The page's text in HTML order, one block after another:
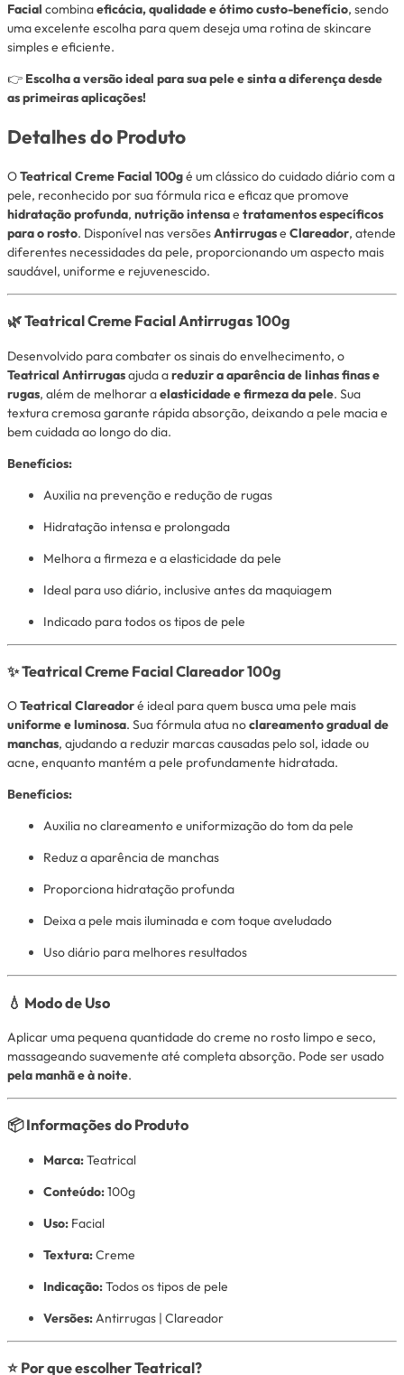
Facial combinaeficácia, qualidade e ótimo custo-benefício, sendo
uma excelente escolha para quem deseja uma rotina de skincare
simples e eficiente.
👉 Escolha a versão ideal para sua pele e sinta a diferença desde
as primeiras aplicações!
Detalhes do Produto
OTeatrical Creme Facial 100gé um clássico do cuidado diário com a
pele, reconhecido por sua fórmula rica e eficaz que promove
hidratação profunda, nutrição intensae tratamentos específicos
para o rosto. Disponível nas versõesAntirrugase Clareador, atende
diferentes necessidades da pele, proporcionando um aspecto mais
saudável, uniforme e rejuvenescido.
🌿 Teatrical Creme Facial Antirrugas 100g
Desenvolvido para combater os sinais do envelhecimento, o
Teatrical Antirrugasajuda areduzir a aparência de linhas finas e
rugas, além de melhorar aelasticidade e firmeza da pele. Sua
textura cremosa garante rápida absorção, deixando a pele macia e
bem cuidada ao longo do dia.
Benefícios:
Auxilia na prevenção e redução de rugas
Hidratação intensa e prolongada
Melhora a firmeza e a elasticidade da pele
Ideal para uso diário, inclusive antes da maquiagem
Indicado para todos os tipos de pele
✨ Teatrical Creme Facial Clareador 100g
OTeatrical Clareadoré ideal para quem busca uma pele mais
uniforme e luminosa. Sua fórmula atua noclareamento gradual de
manchas, ajudando a reduzir marcas causadas pelo sol, idade ou
acne, enquanto mantém a pele profundamente hidratada.
Benefícios:
Auxilia no clareamento e uniformização do tom da pele
Reduz a aparência de manchas
Proporciona hidratação profunda
Deixa a pele mais iluminada e com toque aveludado
Uso diário para melhores resultados
💧 Modo de Uso
Aplicar uma pequena quantidade do creme no rosto limpo e seco,
massageando suavemente até completa absorção. Pode ser usado
pela manhã e à noite.
📦 Informações do Produto
Marca:Teatrical
Conteúdo:100g
Uso: Facial
Textura:Creme
Indicação:Todos os tipos de pele
Versões:Antirrugas | Clareador
⭐ Por que escolher Teatrical?